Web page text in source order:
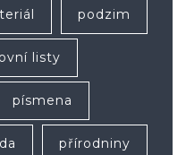
podzim
listy
písmena
přírodniny